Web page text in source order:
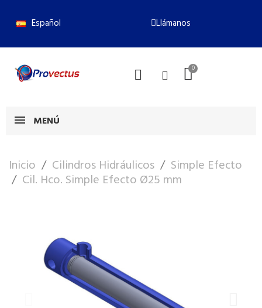
Español Llámanos
MENÚ
Inicio Cilindros Hidráulicos Simple Efecto
Cil. Hco. Simple Efecto Ø25 mm